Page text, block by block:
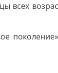
всех